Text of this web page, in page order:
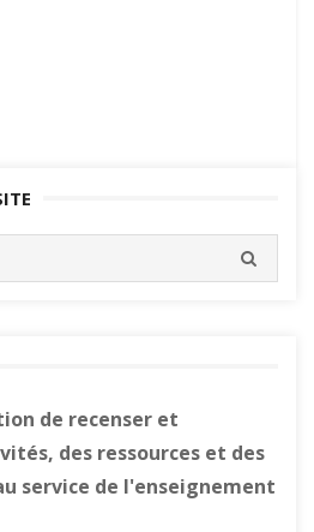
de recenser et
des ressources et des
service de l'enseignement